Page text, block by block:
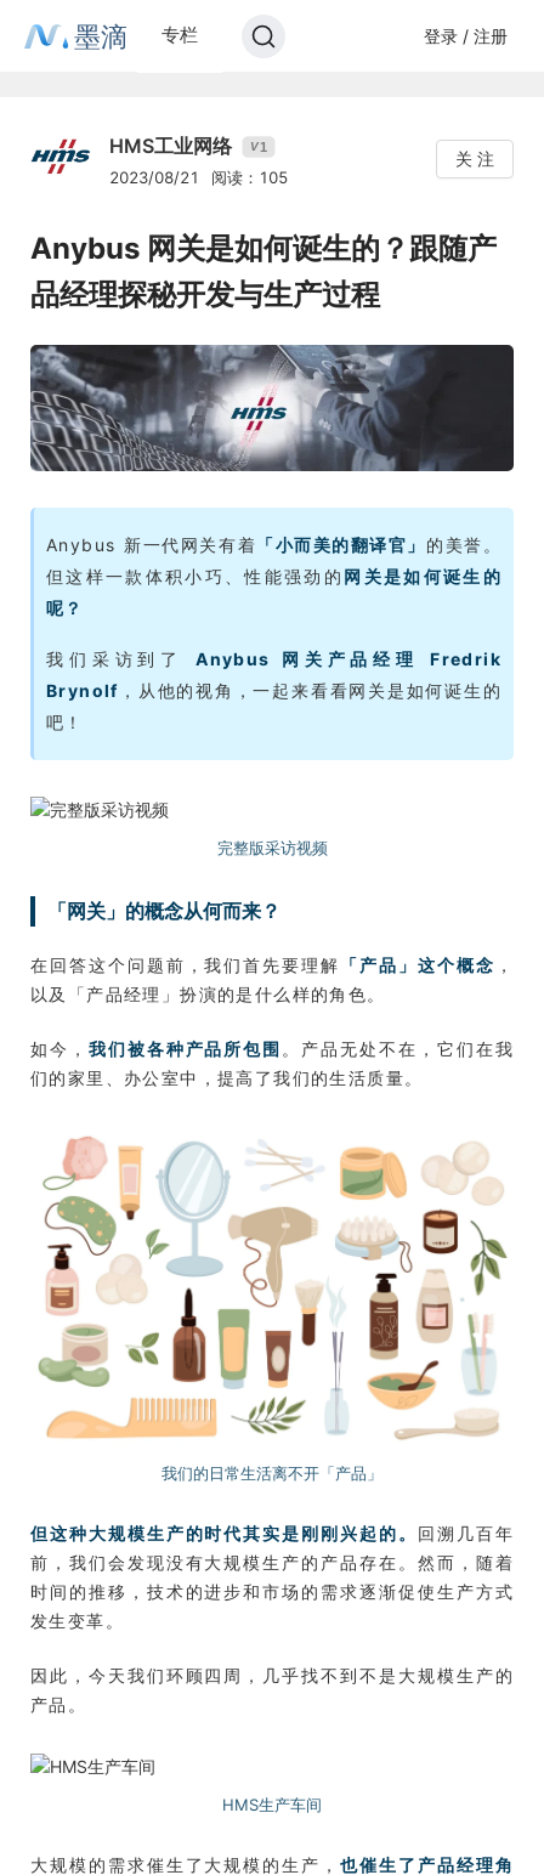
墨滴 专栏 登录 / 注册
HMS工业网络 V1
2023/08/21 阅读：105
关 注
Anybus 网关是如何诞生的？跟随产
品经理探秘开发与生产过程
Anybus 新一代网关有着 「小而美的翻译官」 的美誉。
但这样一款体积小巧、性能强劲的 网关是如何诞生的
呢？
我们采访到了Anybus 网关产品经理 Fredrik
Brynolf ，从他的视角，一起来看看网关是如何诞生的
吧！
完整版采访视频
「网关」的概念从何而来？
在回答这个问题前，我们首先要理解 「产品」这个概念 ，
以及「产品经理」扮演的是什么样的角色。
如今， 我们被各种产品所包围 。产品无处不在，它们在我
们的家里、办公室中，提高了我们的生活质量。
我们的日常生活离不开「产品」
但这种大规模生产的时代其实是刚刚兴起的。 回溯几百年
前，我们会发现没有大规模生产的产品存在。然而，随着
时间的推移，技术的进步和市场的需求逐渐促使生产方式
发生变革。
因此，今天我们环顾四周，几乎找不到不是大规模生产的
产品。
HMS生产车间
大规模的需求催生了大规模的生产，也催生了产品经理角